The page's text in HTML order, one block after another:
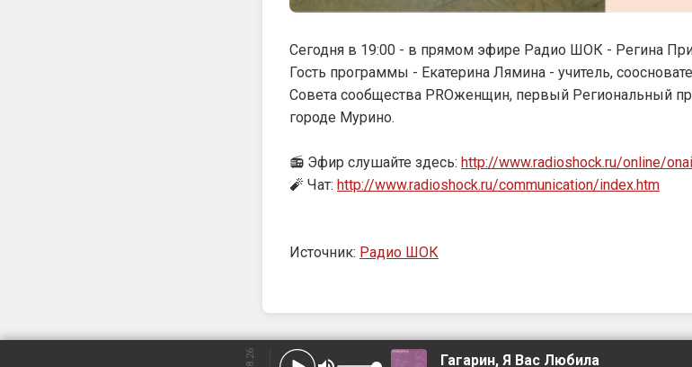
Сегодня в 19:00 - в прямом эфире Радио ШОК - Регина
Гость программы - Екатерина Лямина - учитель,
Совета сообщества PROженщин, первый Региональный
городе Мурино.
📻 Эфир слушайте здесь: http://www.radioshock.ru/online/
🧨 Чат: http://www.radioshock.ru/communication/index.htm
Источник: Радио ШОК
Гагарин, Я Вас Любила